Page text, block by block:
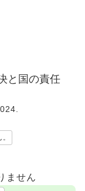
と国の責任
ません